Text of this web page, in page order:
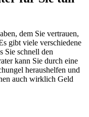
dem Sie vertrauen,
gibt viele verschiedene
Sie schnell den
kann Sie durch eine
heraushelfen und
auch wirklich Geld